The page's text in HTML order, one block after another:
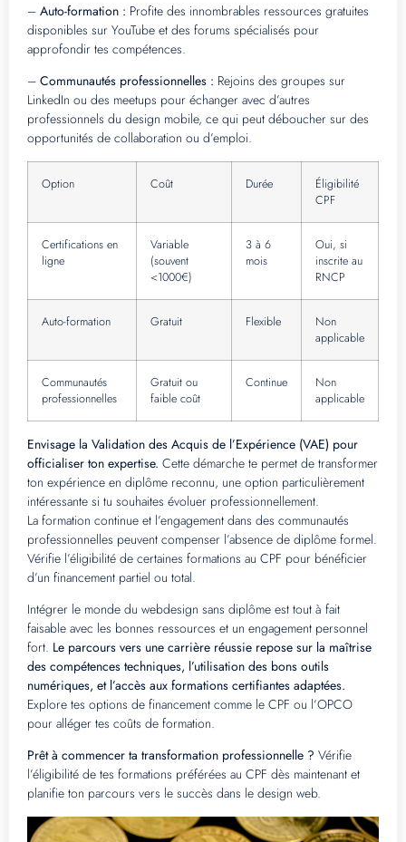
– Auto-formation : Profite des innombrables ressources gratuites
disponibles sur YouTube et des forums spécialisés pour
approfondir tes compétences.
– Communautés professionnelles : Rejoins des groupes sur
LinkedIn ou des meetups pour échanger avec d’autres
professionnels du design mobile, ce qui peut déboucher sur des
opportunités de collaboration ou d’emploi.
Option Coût Durée
Éligibilité
CPF
Certifications en
ligne
Variable
(souvent
<1000€)
3 à 6
mois
Oui, si
inscrite au
RNCP
Auto-formation Gratuit Flexible
Non
applicable
Communautés
professionnelles
Gratuit ou
faible coût
Continue
Non
applicable
Envisage la Validation des Acquis de l’Expérience (VAE) pour
officialiser ton expertise. Cette démarche te permet de transformer
ton expérience en diplôme reconnu, une option particulièrement
intéressante si tu souhaites évoluer professionnellement.
La formation continue et l’engagement dans des communautés
professionnelles peuvent compenser l’absence de diplôme formel.
Vérifie l’éligibilité de certaines formations au CPF pour bénéficier
d’un financement partiel ou total.
Intégrer le monde du webdesign sans diplôme est tout à fait
faisable avec les bonnes ressources et un engagement personnel
fort. Le parcours vers une carrière réussie repose sur la maîtrise
des compétences techniques, l’utilisation des bons outils
numériques, et l’accès aux formations certifiantes adaptées.
Explore tes options de financement comme le CPF ou l’OPCO
pour alléger tes coûts de formation.
Prêt à commencer ta transformation professionnelle ? Vérifie
l’éligibilité de tes formations préférées au CPF dès maintenant et
planifie ton parcours vers le succès dans le design web.